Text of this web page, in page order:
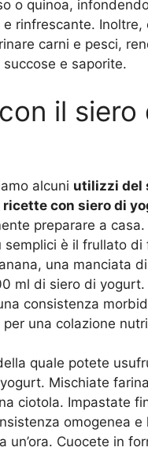
o quinoa,
rinfrescante. Inoltre,
carni e pesci,
e saporite.
il siero
alcuni utilizzi del
ricette con siero di
preparare a casa.
semplici è il frullato di
una manciata
ml di siero di yogurt.
consistenza
una colazione
quale potete
Mischiate
ciotola. Impastate
omogenea e
un’ora. Cuocete in